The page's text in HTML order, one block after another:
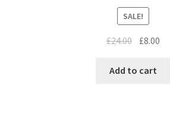
SALE!
£24.00 £8.00
Add to cart